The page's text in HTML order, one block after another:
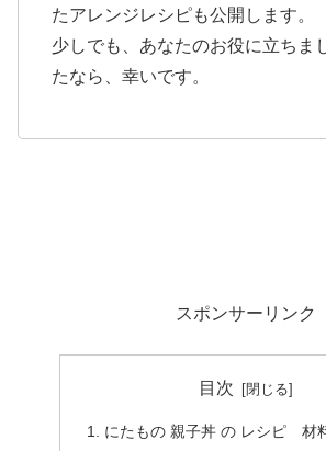
たアレンジレシピも公開します。
少しでも、あなたのお役に立ちま
たなら、幸いです。
スポンサーリンク
目次
にたもの 親子丼 の レシピ 材